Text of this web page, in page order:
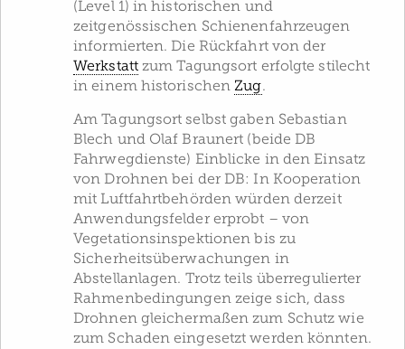
(Level 1) in historischen und
zeitgenössischen Schienenfahrzeugen
informierten. Die Rückfahrt von der
Werkstattzum Tagungsort erfolgte stilecht
in einem historischen Zug.
Am Tagungsort selbst gaben Sebastian
Blech und Olaf Braunert (beide DB
Fahrwegdienste) Einblicke in den Einsatz
von Drohnen bei der DB: In Kooperation
mit Luftfahrtbehörden würden derzeit
Anwendungsfelder erprobt – von
Vegetationsinspektionen bis zu
Sicherheitsüberwachungen in
Abstellanlagen. Trotz teils überregulierter
Rahmenbedingungen zeige sich, dass
Drohnen gleichermaßen zum Schutz wie
zum Schaden eingesetzt werden könnten.